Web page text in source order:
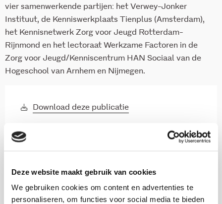
Deze website maakt gebruik van cookies
We gebruiken cookies om content en advertenties te
personaliseren, om functies voor social media te bieden
vier samenwerkende partijen: het Verwey-Jonker
Instituut, de Kenniswerkplaats Tienplus (Amsterdam),
het Kennisnetwerk Zorg voor Jeugd Rotterdam-
Rijnmond en het lectoraat Werkzame Factoren in de
Zorg voor Jeugd/Kenniscentrum HAN Sociaal van de
Hogeschool van Arnhem en Nijmegen.
Download deze publicatie
Jorien Barnhoorn